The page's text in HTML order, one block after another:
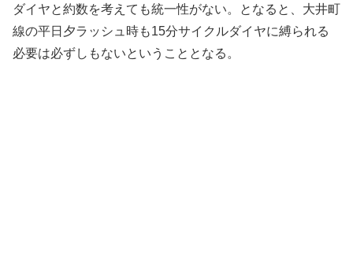
ダイヤと約数を考えても統一性がない。となると、大井町
線の平日夕ラッシュ時も15分サイクルダイヤに縛られる
必要は必ずしもないということとなる。